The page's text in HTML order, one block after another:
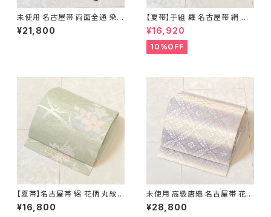
未使用 名古屋帯 両面全通 染め
帯 銀通し 金彩 華文 宝相華 正
絹 黒 青紫 赤紫 685
¥21,800
【夏帯】手組 羅 名古屋帯 絹 生
成り色 ピンク 黄緑 639
¥16,920
10%OFF
【夏帯】名古屋帯 絽 花柄 丸紋
絹 銀糸 黄緑 水色 ピンク パス
テル 542
¥16,800
未使用 高級唐織 名古屋帯 花菱
正絹 白 紫 パステルカラー 藤色
704
¥28,800